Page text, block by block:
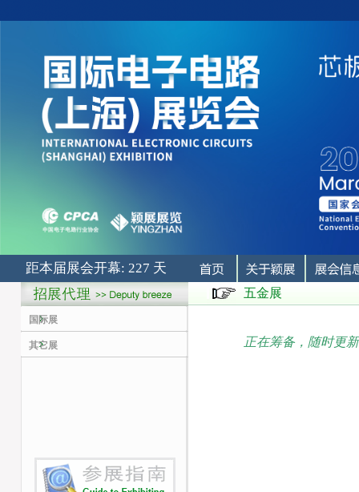
距本届展会开幕: 227 天
国际展
其它展
五金展
正在筹备，随时更